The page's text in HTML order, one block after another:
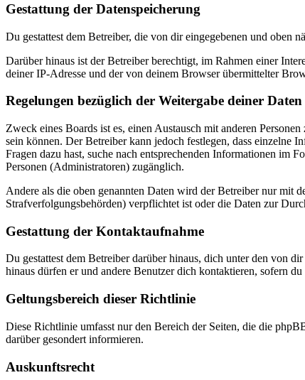
Gestattung der Datenspeicherung
Du gestattest dem Betreiber, die von dir eingegebenen und oben
Darüber hinaus ist der Betreiber berechtigt, im Rahmen einer
deiner IP-Adresse und der von deinem Browser übermittelter
Regelungen bezüglich der Weitergabe deiner Daten
Zweck eines Boards ist es, einen Austausch mit anderen
sein können. Der Betreiber kann jedoch festlegen, dass einzelne
Fragen dazu hast, suche nach entsprechenden Informationen im
Personen (Administratoren) zugänglich.
Andere als die oben genannten Daten wird der Betreiber nur mit
Strafverfolgungsbehörden) verpflichtet ist oder die Daten zur
Gestattung der Kontaktaufnahme
Du gestattest dem Betreiber darüber hinaus, dich unter den von
hinaus dürfen er und andere Benutzer dich kontaktieren, sofern
Geltungsbereich dieser Richtlinie
Diese Richtlinie umfasst nur den Bereich der Seiten, die die
darüber gesondert informieren.
Auskunftsrecht